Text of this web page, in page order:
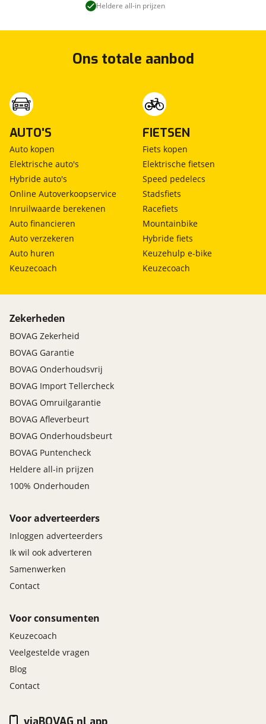
Heldere all-in prijzen
Ons totale aanbod
AUTO'S
Auto kopen
Elektrische auto's
Hybride auto's
Online Autoverkoopservice
Inruilwaarde berekenen
Auto financieren
Auto verzekeren
Auto huren
Keuzecoach
FIETSEN
Fiets kopen
Elektrische fietsen
Speed pedelecs
Stadsfiets
Racefiets
Mountainbike
Hybride fiets
Keuzehulp e-bike
Keuzecoach
Zekerheden
BOVAG Zekerheid
BOVAG Garantie
BOVAG Onderhoudsvrij
BOVAG Import Tellercheck
BOVAG Omruilgarantie
BOVAG Afleverbeurt
BOVAG Onderhoudsbeurt
BOVAG Puntencheck
Heldere all-in prijzen
100% Onderhouden
Voor adverteerders
Inloggen adverteerders
Ik wil ook adverteren
Samenwerken
Contact
Voor consumenten
Keuzecoach
Veelgestelde vragen
Blog
Contact